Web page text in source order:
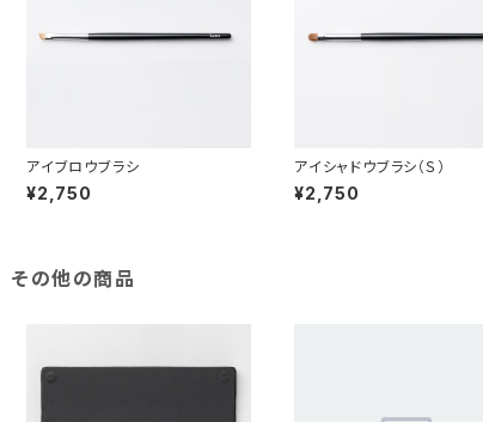
アイブロウブラシ
¥2,750
アイシャドウブラシ（Ｓ）
¥2,750
その他の商品